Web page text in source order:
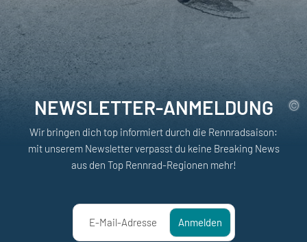
NEWSLETTER-ANMELDUNG
Wir bringen dich top informiert durch die Rennradsaison:
mit unserem Newsletter verpasst du keine Breaking News
aus den Top Rennrad-Regionen mehr!
E-Mail-Adresse Anmelden